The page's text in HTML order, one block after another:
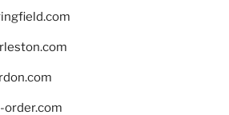
order.com